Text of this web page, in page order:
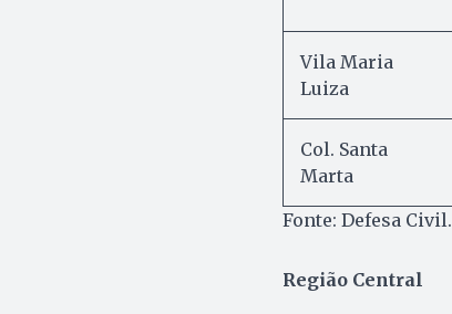
Vila Maria
Luiza
Col. Santa
Marta
Fonte: Defesa Civil.
Região Central